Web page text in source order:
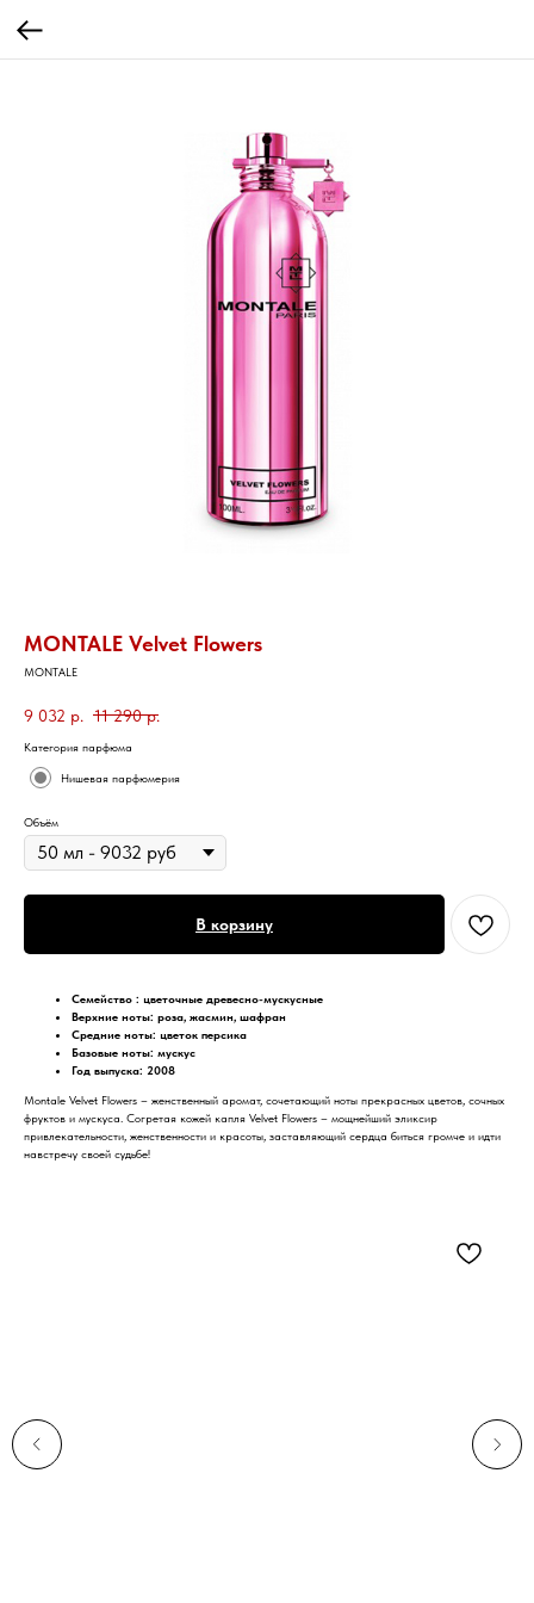
MONTALE Velvet Flowers
MONTALE
9 032 р. 11 290 р.
Категория парфюма
Нишевая парфюмерия
Объём
В корзину
Семейство : цветочные древесно-мускусные
Верхние ноты: роза, жасмин, шафран
Средние ноты: цветок персика
Базовые ноты: мускус
Год выпуска: 2008
Montale Velvet Flowers – женственный аромат, сочетающий ноты прекрасных цветов, сочных
фруктов и мускуса. Согретая кожей капля Velvet Flowers – мощнейший эликсир
привлекательности, женственности и красоты, заставляющий сердца биться громче и идти
навстречу своей судьбе!